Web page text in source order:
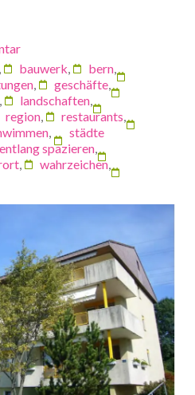
, bauwerk, bern,
, geschäfte,
, landschaften,
region, restaurants,
,
städte
spazieren,
, wahrzeichen,